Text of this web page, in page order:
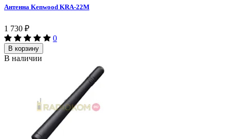
Антенна Kenwood KRA-22M
1 730 ₽
0
В корзину
В наличии